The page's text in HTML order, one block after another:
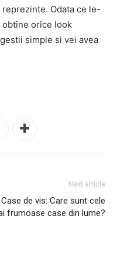
Odata ce le-
obtine orice look
simple si vei avea
Next article
Case de vis: Care sunt cele
frumoase case din lume?